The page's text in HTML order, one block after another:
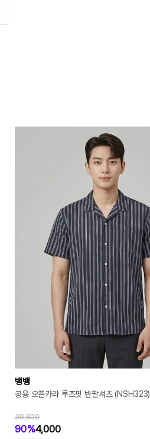
뱅뱅
공용 오픈카라 루즈핏 반팔셔츠 (NSH323)
39,800
90%4,000